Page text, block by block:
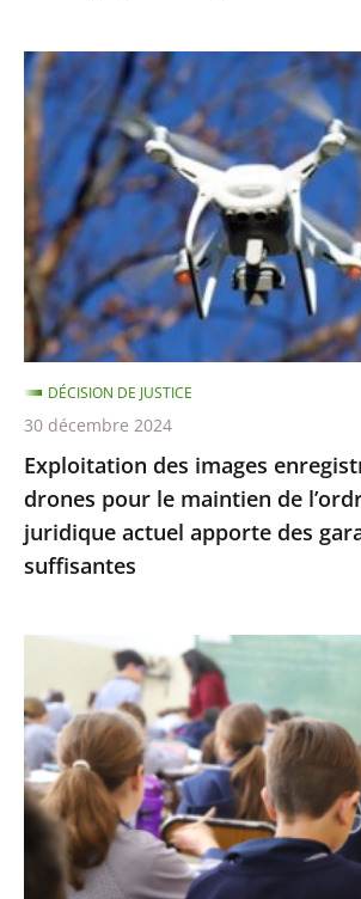
pêche
dans
le
Golfe
de
Gascogne,
durant
qu...
Exploitation
des
images
enregistrées
par
drones
pour
le
maintien
de
l’ordre
:
le
cadre
juridique
actuel
des
suffisantes
Exploitation des images
drones pour le maintien de
juridique actuel apporte des
suffisantes
DÉCISION DE JUSTICE
30 décembre 2024
L’interdiction
recourir
à
certains
éléments
l’écriture